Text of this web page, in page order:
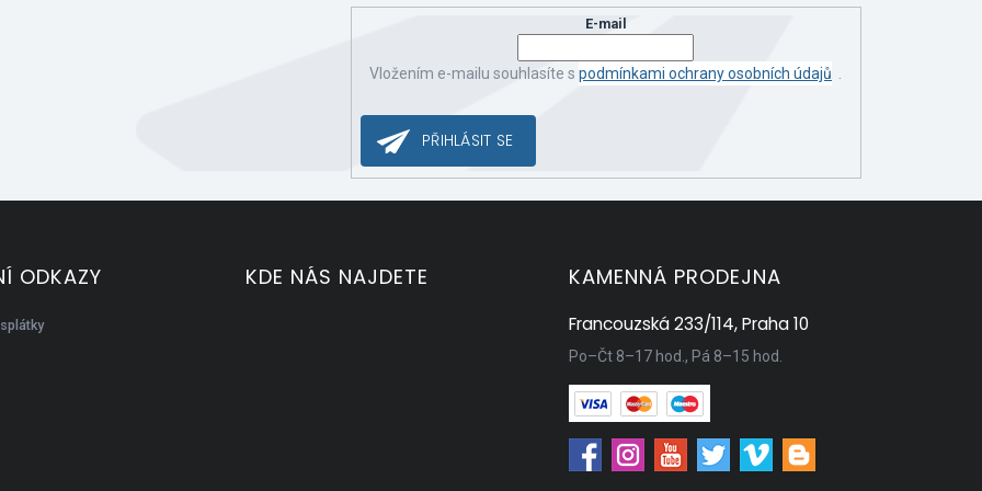
E-mail
Vložením e-mailu souhlasíte s podmínkami ochrany osobních údajů
PŘIHLÁSIT SE
ODKAZY KDE NÁS NAJDETE KAMENNÁ PRODEJNA
Francouzská 233/114, Praha 10
Po–Čt 8–17 hod., Pá 8–15 hod.